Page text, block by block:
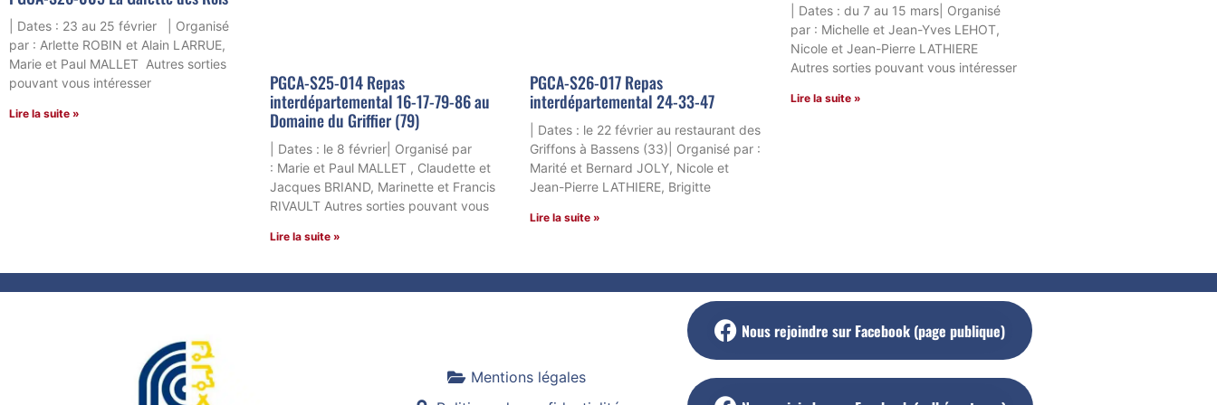
| Dates : 23 au 25 février | Organisé
par : Arlette ROBIN et Alain LARRUE,
Marie et Paul MALLET Autres sorties
pouvant vous intéresser
Lire la suite »
PGCA-S25-014 Repas
interdépartemental 16-17-79-86 au
Domaine du Griffier (79)
| Dates : le 8 février| Organisé par
: Marie et Paul MALLET , Claudette et
Jacques BRIAND, Marinette et Francis
RIVAULT Autres sorties pouvant vous
Lire la suite »
PGCA-S26-017 Repas
interdépartemental 24-33-47
| Dates : le 22 février au restaurant des
Griffons à Bassens (33)| Organisé par :
Marité et Bernard JOLY, Nicole et
Jean-Pierre LATHIERE, Brigitte
Lire la suite »
| Dates : du 7 au 15 mars| Organisé
par : Michelle et Jean-Yves LEHOT,
Nicole et Jean-Pierre LATHIERE
Autres sorties pouvant vous intéresser
Lire la suite »
Mentions légales
Nous rejoindre sur Facebook (page publique)